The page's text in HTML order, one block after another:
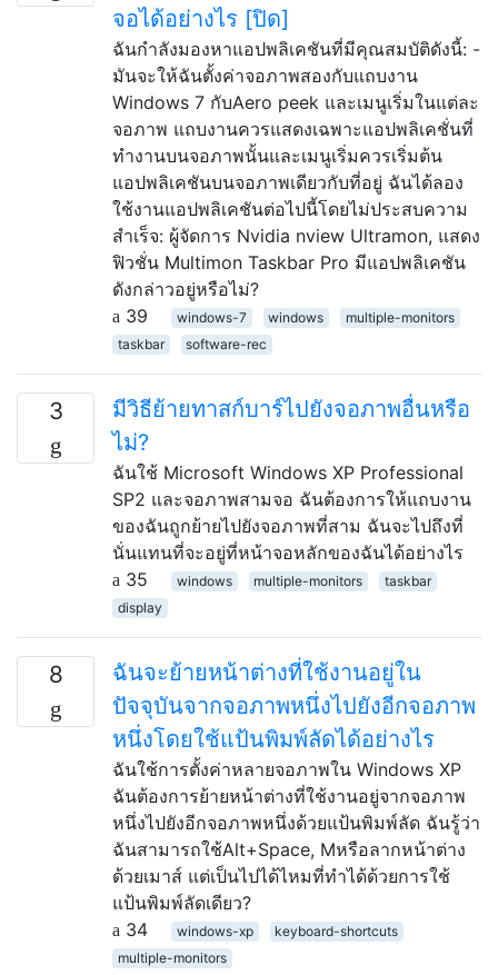
จอได้อย่างไร [ปิด]
ฉันกำลังมองหาแอปพลิเคชันที่มีคุณสมบัติดังนี้: -
มันจะให้ฉันตั้งค่าจอภาพสองกับแถบงาน
Windows 7 กับAero peek และเมนูเริ่มในแต่ละ
จอภาพ แถบงานควรแสดงเฉพาะแอปพลิเคชั่นที่
ทำงานบนจอภาพนั้นและเมนูเริ่มควรเริ่มต้น
แอปพลิเคชันบนจอภาพเดียวกับที่อยู่ ฉันได้ลอง
ใช้งานแอปพลิเคชันต่อไปนี้โดยไม่ประสบความ
สำเร็จ: ผู้จัดการ Nvidia nview Ultramon, แสดง
ฟิวชั่น Multimon Taskbar Pro มีแอปพลิเคชัน
ดังกล่าวอยู่หรือไม่?
39
windows-7 windows
multiple-monitors
taskbar
software-rec
3
มีวิธีย้ายทาสก์บาร์ไปยังจอภาพอื่นหรือ
ไม่?
ฉันใช้ Microsoft Windows XP Professional
SP2 และจอภาพสามจอ ฉันต้องการให้แถบงาน
ของฉันถูกย้ายไปยังจอภาพที่สาม ฉันจะไปถึงที่
นั่นแทนที่จะอยู่ที่หน้าจอหลักของฉันได้อย่างไร
35
windows multiple-monitors
taskbar
display
8
ฉันจะย้ายหน้าต่างที่ใช้งานอยู่ใน
ปัจจุบันจากจอภาพหนึ่งไปยังอีกจอภาพ
หนึ่งโดยใช้แป้นพิมพ์ลัดได้อย่างไร
ฉันใช้การตั้งค่าหลายจอภาพใน Windows XP
ฉันต้องการย้ายหน้าต่างที่ใช้งานอยู่จากจอภาพ
หนึ่งไปยังอีกจอภาพหนึ่งด้วยแป้นพิมพ์ลัด ฉันรู้ว่า
ฉันสามารถใช้Alt+Space, Mหรือลากหน้าต่าง
ด้วยเมาส์ แต่เป็นไปได้ไหมที่ทำได้ด้วยการใช้
แป้นพิมพ์ลัดเดียว?
34
windows-xp
keyboard-shortcuts
multiple-monitors